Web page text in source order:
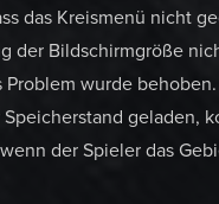
das Kreismenü nicht
der Bildschirmgröße
wurde behoben.
geladen,
der Spieler das